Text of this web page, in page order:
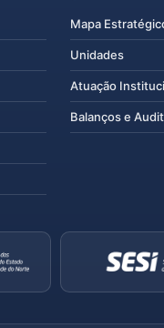
Mapa
Unidades
Atuação
Balanços e